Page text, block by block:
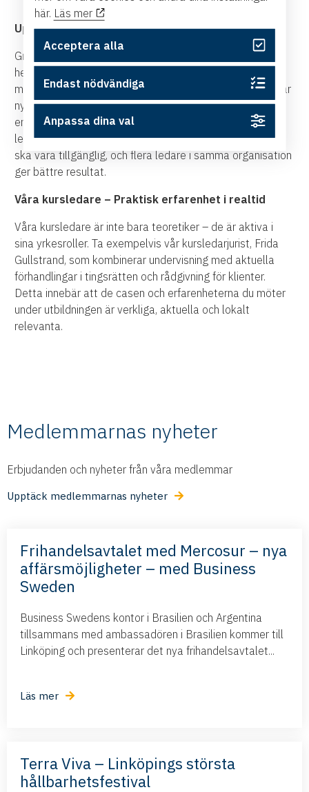
Upplägg
Great MBA löper under nio månader, med en
heldagsutbildning varje månad. Detta ger dig tillräckligt
med tid att balansera din arbetsdag samtidigt som du får
nya insikter och energi över tid. Och med en prislapp på
endast 49 000 kr gör vi det möjligt för fler i din
ledningsgrupp att delta. Vår filosofi är enkel: utbildning
ska vara tillgänglig, och flera ledare i samma organisation
ger bättre resultat.
Våra kursledare – Praktisk erfarenhet i realtid
Våra kursledare är inte bara teoretiker – de är aktiva i
sina yrkesroller. Ta exempelvis vår kursledarjurist, Frida
Gullstrand, som kombinerar undervisning med aktuella
förhandlingar i tingsrätten och rådgivning för klienter.
Detta innebär att de casen och erfarenheterna du möter
under utbildningen är verkliga, aktuella och lokalt
relevanta.
Medlemmarnas nyheter
Erbjudanden och nyheter från våra medlemmar
Upptäck medlemmarnas nyheter
Frihandelsavtalet med Mercosur – nya
affärsmöjligheter – med Business
Sweden
Business Swedens kontor i Brasilien och Argentina
tillsammans med ambassadören i Brasilien kommer till
Linköping och presenterar det nya frihandelsavtalet...
Läs mer
Terra Viva – Linköpings största
hållbarhetsfestival
här. Läs mer
Acceptera alla
Endast nödvändiga
Anpassa dina val